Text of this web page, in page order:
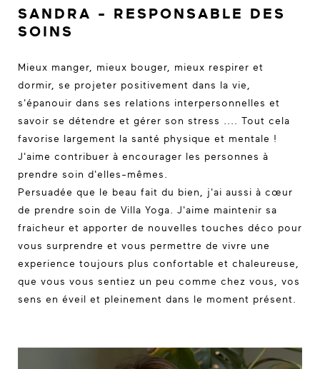
SANDRA - RESPONSABLE DES
SOINS
Mieux manger, mieux bouger, mieux respirer et
dormir, se projeter positivement dans la vie,
s'épanouir dans ses relations interpersonnelles et
savoir se détendre et gérer son stress .... Tout cela
favorise largement la santé physique et mentale !
J'aime contribuer à encourager les personnes à
prendre soin d'elles-mêmes.
Persuadée que le beau fait du bien, j'ai aussi à cœur
de prendre soin de Villa Yoga. J'aime maintenir sa
fraicheur et apporter de nouvelles touches déco pour
vous surprendre et vous permettre de vivre une
experience toujours plus confortable et chaleureuse,
que vous vous sentiez un peu comme chez vous, vos
sens en éveil et pleinement dans le moment présent.